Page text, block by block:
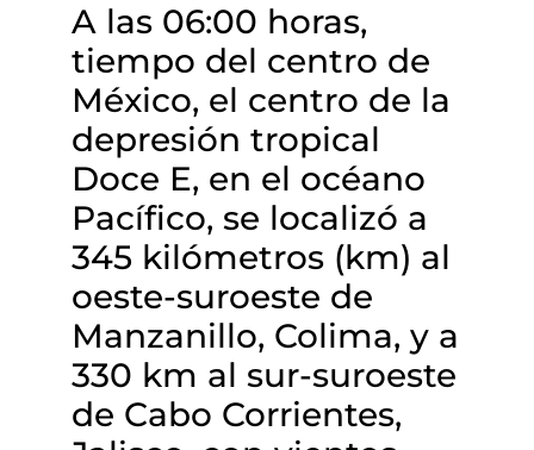
A las 06:00 horas,
tiempo del centro de
México, el centro de la
depresión tropical
Doce E, en el océano
Pacífico, se localizó a
345 kilómetros (km) al
oeste-suroeste de
Manzanillo, Colima, y a
330 km al sur-suroeste
de Cabo Corrientes,